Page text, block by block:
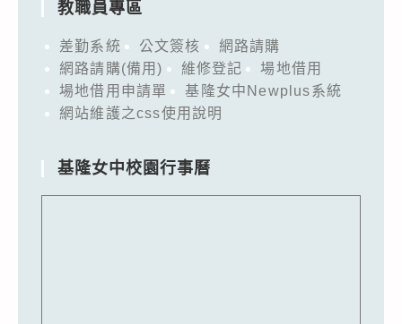
教職員專區
差勤系統 公文簽核
網路請購
網路請購(備用)
維修登記
場地借用
場地借用申請單
基隆女中Newplus系統
網站維護之css使用說明
基隆女中校園行事曆